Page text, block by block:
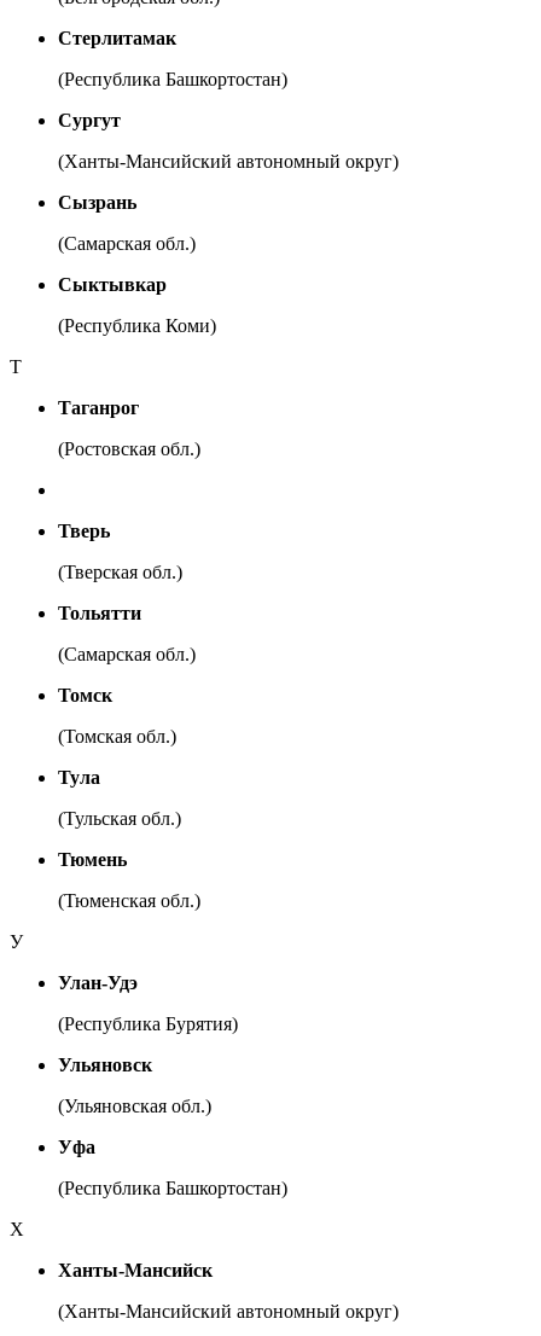
Стерлитамак
(Республика Башкортостан)
Сургут
(Ханты-Мансийский автономный округ)
Сызрань
(Самарская обл.)
Сыктывкар
(Республика Коми)
Т
Таганрог
(Ростовская обл.)
Тверь
(Тверская обл.)
Тольятти
(Самарская обл.)
Томск
(Томская обл.)
Тула
(Тульская обл.)
Тюмень
(Тюменская обл.)
У
Улан-Удэ
(Республика Бурятия)
Ульяновск
(Ульяновская обл.)
Уфа
(Республика Башкортостан)
Х
Ханты-Мансийск
(Ханты-Мансийский автономный округ)